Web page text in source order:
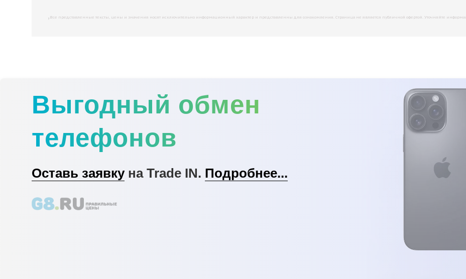
, Все представленные тексты, цены и значения носят исключительно информационный характер и представленны для ознакомления. Страница не является публичной офертой. Уточняйте
Выгодный обмен
телефонов
Оставь заявкуна Trade IN. Подробнее...